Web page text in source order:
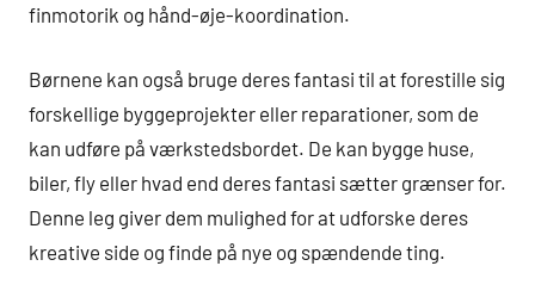
finmotorik og hånd-øje-koordination.
Børnene kan også bruge deres fantasi til at forestille sig
forskellige byggeprojekter eller reparationer, som de
kan udføre på værkstedsbordet. De kan bygge huse,
biler, fly eller hvad end deres fantasi sætter grænser for.
Denne leg giver dem mulighed for at udforske deres
kreative side og finde på nye og spændende ting.